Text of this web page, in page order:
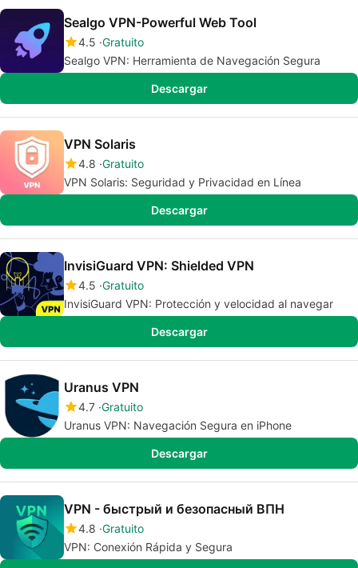
Sealgo VPN-Powerful Web Tool
4.5 Gratuito
Sealgo VPN: Herramienta de Navegación Segura
Descargar
VPN Solaris
4.8 Gratuito
VPN Solaris: Seguridad y Privacidad en Línea
Descargar
InvisiGuard VPN: Shielded VPN
4.5 Gratuito
InvisiGuard VPN: Protección y velocidad al navegar
Descargar
Uranus VPN
4.7 Gratuito
Uranus VPN: Navegación Segura en iPhone
Descargar
VPN - быстрый и безопасный ВПН
4.8 Gratuito
VPN: Conexión Rápida y Segura